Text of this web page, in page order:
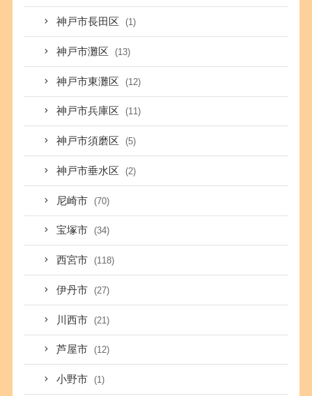
神戸市長田区 (1)
神戸市灘区 (13)
神戸市東灘区 (12)
神戸市兵庫区 (11)
神戸市須磨区 (5)
神戸市垂水区 (2)
尼崎市 (70)
宝塚市 (34)
西宮市 (118)
伊丹市 (27)
川西市 (21)
芦屋市 (12)
小野市 (1)